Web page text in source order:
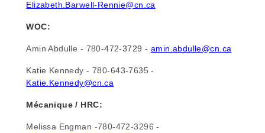
Elizabeth.Barwell-Rennie@cn.ca
WOC:
Amin Abdulle - 780-472-3729 - amin.abdulle@cn.ca
Katie Kennedy - 780-643-7635 -
Katie.Kennedy@cn.ca
Mécanique / HRC:
Melissa Engman -780-472-3296 -